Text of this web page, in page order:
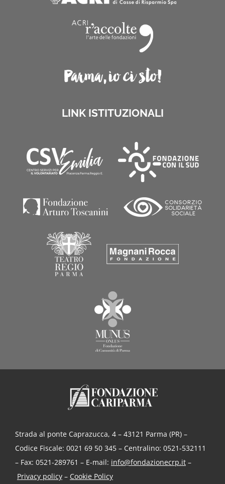
LINK ISTITUZIONALI
Strada al ponte Caprazucca, 4 – 43121 Parma (PR) –
Codice Fiscale: 0021 69 50 345 – Centralino: 0521-532111
– Fax: 0521-289761 – E-mail: info@fondazionecrp.it–
Privacy policy– Cookie Policy